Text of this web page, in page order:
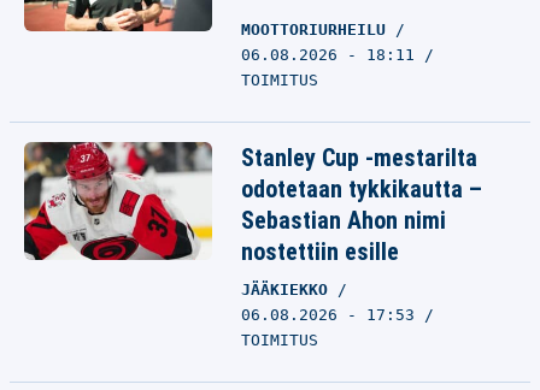
MOOTTORIURHEILU
06.08.2026 - 18:11
TOIMITUS
Stanley Cup -mestarilta
odotetaan tykkikautta –
Sebastian Ahon nimi
nostettiin esille
JÄÄKIEKKO
06.08.2026 - 17:53
TOIMITUS